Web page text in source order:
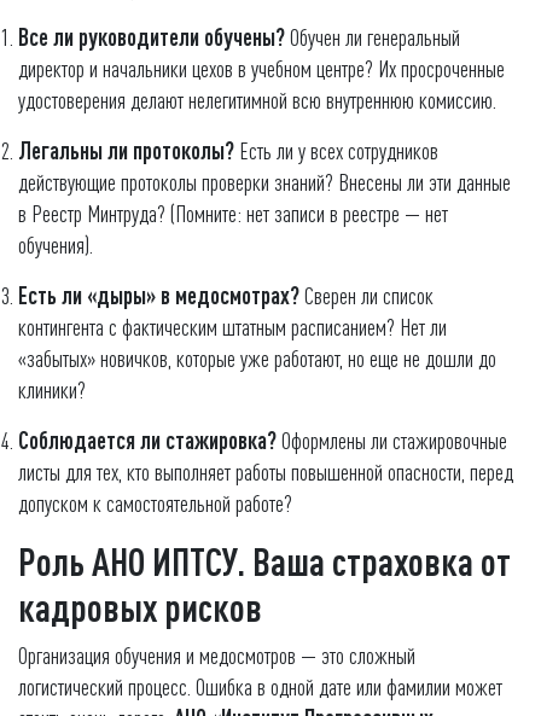
Все ли руководители обучены?Обучен ли генеральный
директор и начальники цехов в учебном центре? Их просроченные
удостоверения делают нелегитимной всю внутреннюю комиссию.
Легальны ли протоколы? Есть ли у всех сотрудников
действующие протоколы проверки знаний? Внесены ли эти данные
в Реестр Минтруда? (Помните: нет записи в реестре — нет
обучения).
Есть ли «дыры» в медосмотрах?Сверен ли список
контингента с фактическим штатным расписанием? Нет ли
«забытых» новичков, которые уже работают, но еще не дошли до
клиники?
Соблюдается ли стажировка?Оформлены ли стажировочные
листы для тех, кто выполняет работы повышенной опасности, перед
допуском к самостоятельной работе?
Роль АНО ИПТСУ. Ваша страховка от
кадровых рисков
Организация обучения и медосмотров — это сложный
логистический процесс. Ошибка в одной дате или фамилии может